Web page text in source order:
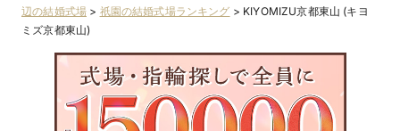
辺の結婚式場 > 祇園の結婚式場ランキング > KIYOMIZU京都東山 (キヨ
ミズ京都東山)